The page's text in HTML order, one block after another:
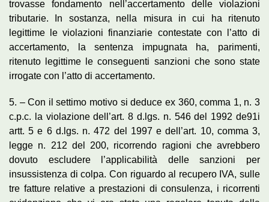
trovasse fondamento nell’accertamento delle violazioni
tributarie. In sostanza, nella misura in cui ha ritenuto
legittime le violazioni finanziarie contestate con l’atto di
accertamento, la sentenza impugnata ha, parimenti,
ritenuto legittime le conseguenti sanzioni che sono state
irrogate con l’atto di accertamento.
5. – Con il settimo motivo si deduce ex 360, comma 1, n. 3
c.p.c. la violazione dell’art. 8 d.lgs. n. 546 del 1992 de91i
artt. 5 e 6 d.lgs. n. 472 del 1997 e dell’art. 10, comma 3,
legge n. 212 del 200, ricorrendo ragioni che avrebbero
dovuto escludere l’applicabilità delle sanzioni per
insussistenza di colpa. Con riguardo al recupero IVA, sulle
tre fatture relative a prestazioni di consulenza, i ricorrenti